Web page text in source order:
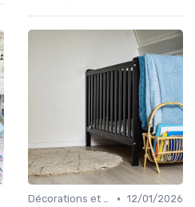
Décorations et Accessoires de Chambre • 12/01/2026